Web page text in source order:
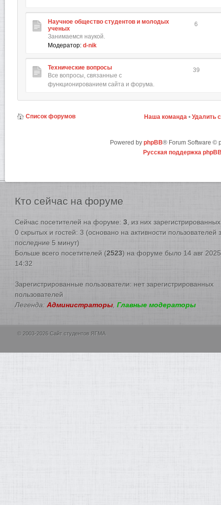
Научное общество студентов и молодых
ученых
Занимаемся наукой.
Модератор: d-nik
6
Технические вопросы
Все вопросы, связанные с
функционированием сайта и форума.
39
Список форумов Наша команда • Удалить
Powered by phpBB® Forum Software ©
Русская поддержка
Кто сейчас на форуме
Сейчас посетителей на форуме: 3 , из них
0 скрытых и гостей: 3 (основано на активности пользователей
последние 5 минут)
Больше всего посетителей (2523) на форуме было 14 авг
14:32
Зарегистрированные пользователи: нет зарегистрированных
пользователей
Легенда: Администраторы Главные модераторы
© 2003-2026 Сайт студентов ЯГМА